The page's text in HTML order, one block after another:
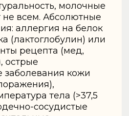
молочные
всем. Абсолютные
аллергия на белок
(лактоглобулин) или
рецепта (мед,
острые
заболевания кожи
тела (>37,5
сосудистые